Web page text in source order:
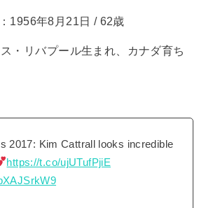
：1956年8月21日 / 62歳
・リバプール生まれ、カナダ育ち
2017: Kim Cattrall looks incredible
https://t.co/ujUTufPjiE